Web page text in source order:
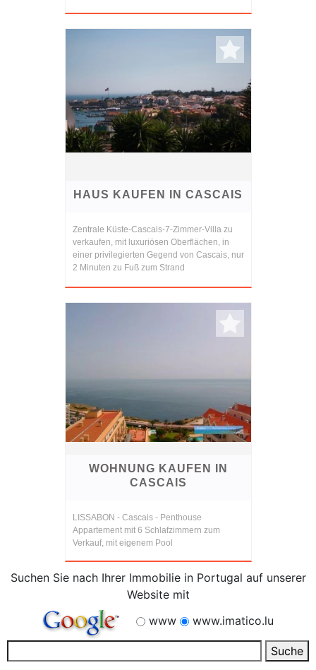
HAUS KAUFEN IN CASCAIS
Zentrale Küste-Cascais-7-Zimmer-Villa zu
verkaufen, mit luxuriösen Oberflächen, in
einer privilegierten Gegend von Cascais, nur
2 Minuten zu Fuß zum Strand
WOHNUNG KAUFEN IN
CASCAIS
LISSABON - Cascais - Penthouse
Appartement mit 6 Schlafzimmern zum
Verkauf, mit eigenem Pool
Suchen Sie nach Ihrer Immobilie in Portugal auf unserer
Website mit
www
www.imatico.lu